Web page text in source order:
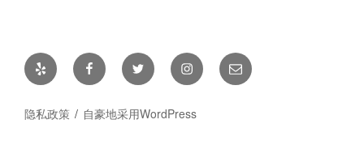
Yelp FacebookTwitter Instagram邮
箱
隐私政策 自豪地采用WordPress